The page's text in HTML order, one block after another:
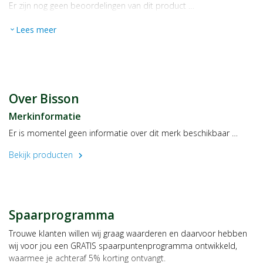
Energie
479 kcal / 2008 kJ
- waarvan verzadigd
Eiwitten
Zout
Gebruik
Lekker voor tussendoor.
Bewaren
ZA La Boissonnette
07340 Peaugres
Frankrijk
Er zijn nog geen beoordelingen van dit product …
expand_more Lees meer
Over Bisson
Merkinformatie
Er is momentel geen informatie over dit merk beschikbaar …
Bekijk producten
chevron_right
Spaarprogramma
Trouwe klanten willen wij graag waarderen en daarvoor hebben
wij voor jou een GRATIS spaarpuntenprogramma ontwikkeld,
waarmee je achteraf 5% korting ontvangt.